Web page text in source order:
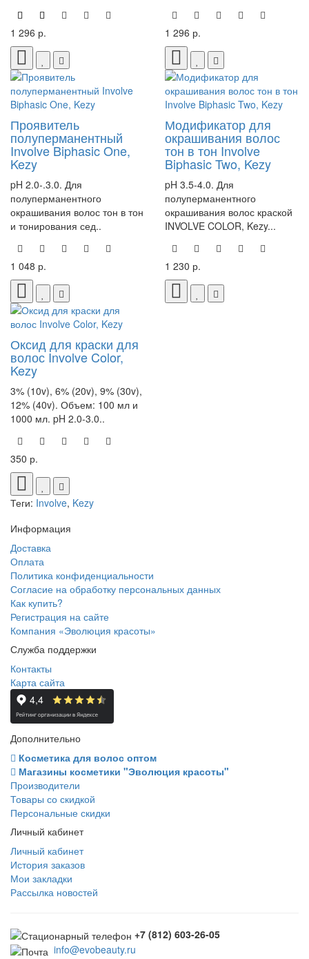
1 296 р. 1 296 р.
Проявитель
полуперманентный
Involve Biphasic One,
Kezy
pH 2.0-.3.0. Для
полуперманентного
окрашивания волос тон в тон
и тонирования сед..
1 048 р.
Модификатор для
окрашивания волос
тон в тон Involve
Biphasic Two, Kezy
pH 3.5-4.0. Для
полуперманентного
окрашивания волос краской
INVOLVE COLOR, Kezy...
1 230 р.
Оксид для краски для
волос Involve Color,
Kezy
3% (10v), 6% (20v), 9% (30v),
12% (40v). Объем: 100 мл и
1000 мл. pH 2.0-3.0..
350 р.
Теги: Involve, Kezy
Информация
Доставка
Оплата
Политика конфиденциальности
Согласие на обработку персональных данных
Как купить?
Регистрация на сайте
Компания «Эволюция красоты»
Служба поддержки
Контакты
Карта сайта
Дополнительно
Косметика для волос оптом
Магазины косметики "Эволюция красоты"
Производители
Товары со скидкой
Персональные скидки
Личный кабинет
Личный кабинет
История заказов
Мои закладки
Рассылка новостей
+7 (812) 603-26-05
info@evobeauty.ru